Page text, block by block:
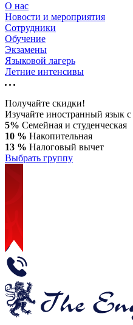
О нас
Новости и мероприятия
Сотрудники
Обучение
Экзамены
Языковой лагерь
Летние интенсивы
Получайте скидки!
Изучайте иностранный язык с
5% Семейная и студенческая
10 % Накопительная
13 % Налоговый вычет
Выбрать группу